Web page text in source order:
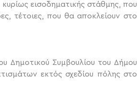
εισοδηματικής στάθμης, που
τέτοιες, που θα αποκλείουν στο
Δημοτικού Συμβουλίου του Δήμου
εκτός σχεδίου πόλης στο